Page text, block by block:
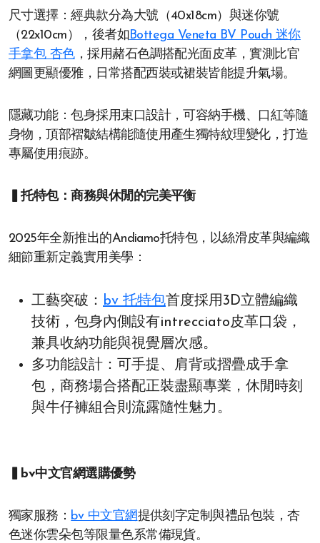
尺寸選擇：經典款分為大號（40x18cm）與迷你號
（22x10cm），後者如Bottega Veneta BV Pouch 迷你
手拿包 杏色，採用赭石色調搭配光面皮革，實測比官
網圖更顯優雅，日常搭配西裝或裙裝皆能提升氣場。
隱藏功能：包身採用束口設計，可容納手機、口紅等隨
身物，頂部褶皺結構能隨使用產生獨特紋理變化，打造
專屬使用痕跡。
▍托特包：商務與休閒的完美平衡
2025年全新推出的Andiamo托特包，以絲滑皮革與編織
細節重新定義實用美學：
工藝突破： bv 托特包首度採用3D立體編織
技術，包身內側設有intrecciato皮革口袋，
兼具收納功能與視覺層次感。
多功能設計：可手提、肩背或摺疊成手拿
包，商務場合搭配正裝盡顯專業，休閒時刻
與牛仔褲組合則流露隨性魅力。
▍bv中文官網選購優勢
獨家服務： bv 中文官網提供刻字定制與禮品包裝，杏
色迷你雲朵包等限量色系常備現貨。